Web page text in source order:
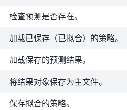
检查预测是否存在。
加载已保存（已拟合）的策略。
加载保存的预测结果。
将结果对象保存为主文件。
保存拟合的策略。